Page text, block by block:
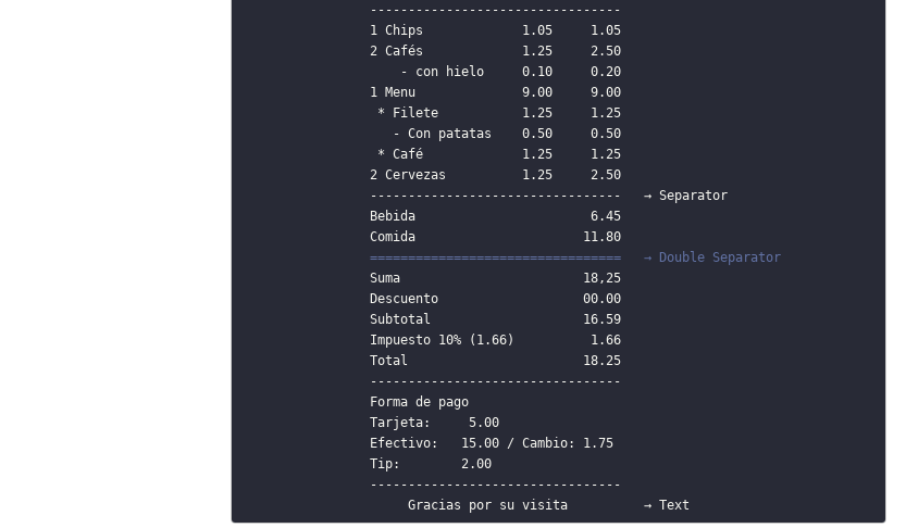
=================================   → Double Separator